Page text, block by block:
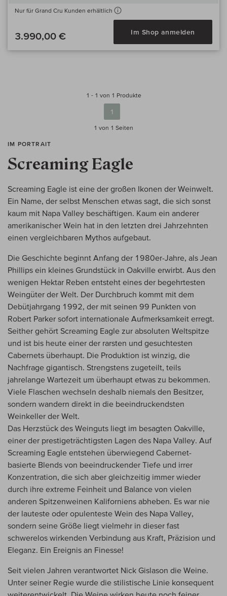
Nur für Grand Cru Kunden erhältlich
3.990,00 € Im Shop anmelden
1 - 1 von 1 Produkte
1
1 von 1 Seiten
IM PORTRAIT
Screaming Eagle
Screaming Eagle ist eine der großen Ikonen der Weinwelt.
Ein Name, der selbst Menschen etwas sagt, die sich sonst
kaum mit Napa Valley beschäftigen. Kaum ein anderer
amerikanischer Wein hat in den letzten drei Jahrzehnten
einen vergleichbaren Mythos aufgebaut.
Die Geschichte beginnt Anfang der 1980er-Jahre, als Jean
Phillips ein kleines Grundstück in Oakville erwirbt. Aus den
wenigen Hektar Reben entsteht eines der begehrtesten
Weingüter der Welt. Der Durchbruch kommt mit dem
Debütjahrgang 1992, der mit seinen 99 Punkten von
Robert Parker sofort internationale Aufmerksamkeit erregt.
Seither gehört Screaming Eagle zur absoluten Weltspitze
und ist bis heute einer der rarsten und gesuchtesten
Cabernets überhaupt. Die Produktion ist winzig, die
Nachfrage gigantisch. Strengstens zugeteilt, teils
jahrelange Wartezeit um überhaupt etwas zu bekommen.
Viele Flaschen wechseln deshalb niemals den Besitzer,
sondern wandern direkt in die beeindruckendsten
Weinkeller der Welt.
Das Herzstück des Weinguts liegt im besagten Oakville,
einer der prestigeträchtigsten Lagen des Napa Valley. Auf
Screaming Eagle entstehen überwiegend Cabernet-
basierte Blends von beeindruckender Tiefe und irrer
Konzentration, die sich aber gleichzeitig immer wieder
durch ihre extreme Feinheit und Balance von vielen
anderen Spitzenweinen Kaliforniens abheben. Es war nie
der lauteste oder opulenteste Wein des Napa Valley,
sondern seine Größe liegt vielmehr in dieser fast
schwerelos wirkenden Verbindung aus Kraft, Präzision und
Eleganz. Ein Ereignis an Finesse!
Seit vielen Jahren verantwortet Nick Gislason die Weine.
Unter seiner Regie wurde die stilistische Linie konsequent